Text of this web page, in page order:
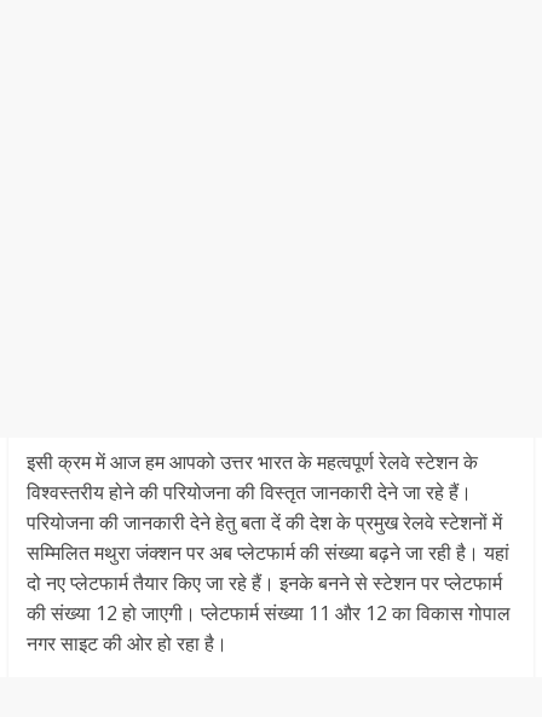
इसी क्रम में आज हम आपको उत्तर भारत के महत्वपूर्ण रेलवे स्टेशन के
विश्वस्तरीय होने की परियोजना की विस्तृत जानकारी देने जा रहे हैं।
परियोजना की जानकारी देने हेतु बता दें की देश के प्रमुख रेलवे स्टेशनों में
सम्मिलित मथुरा जंक्शन पर अब प्लेटफार्म की संख्या बढ़ने जा रही है। यहां
दो नए प्लेटफार्म तैयार किए जा रहे हैं। इनके बनने से स्टेशन पर प्लेटफार्म
की संख्या 12 हो जाएगी। प्लेटफार्म संख्या 11 और 12 का विकास गोपाल
नगर साइट की ओर हो रहा है।